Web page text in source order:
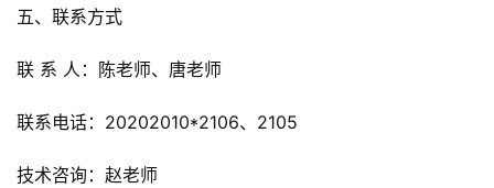
五、联系方式
联 系 人：陈老师、唐老师
联系电话：20202010*2106、2105
技术咨询：赵老师